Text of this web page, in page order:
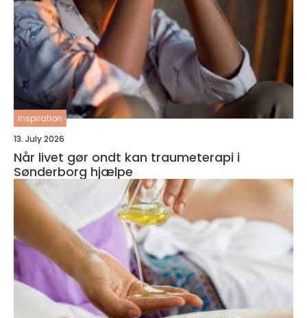
inspiration
13. July 2026
Når livet gør ondt kan traumeterapi i
Sønderborg hjælpe